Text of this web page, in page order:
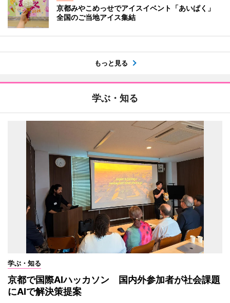
京都みやこめっせでアイスイベント「あいぱく」
全国のご当地アイス集結
もっと見る
学ぶ・知る
学ぶ・知る
京都で国際AIハッカソン 国内外参加者が社会課題
にAIで解決策提案